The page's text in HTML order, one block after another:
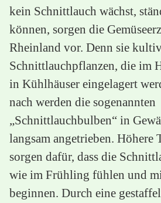
kein Schnittlauch wächst,
können, sorgen die
Rheinland vor. Denn sie
Schnittlauchpflanzen, die im
in Kühlhäuser eingelagert
nach werden die sogenannten
„Schnittlauchbulben“ in
langsam angetrieben. Höhere
sorgen dafür, dass die
wie im Frühling fühlen und
beginnen. Durch eine